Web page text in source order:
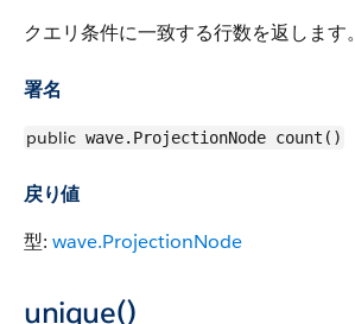
クエリ条件に一致する行数を返します。
署名
public wave.ProjectionNode count()
戻り値
型: wave.ProjectionNode
unique()